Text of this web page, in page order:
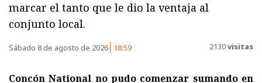
marcar el tanto que le dio la ventaja al
conjunto local.
Sábado 8 de agosto de 2026 18:59 2130visitas
Concón National no pudo comenzar sumando en